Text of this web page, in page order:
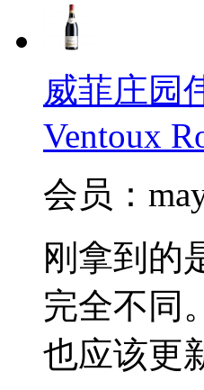
威菲庄园
Ventoux
会员：
刚拿到的
完全不同
也应该更